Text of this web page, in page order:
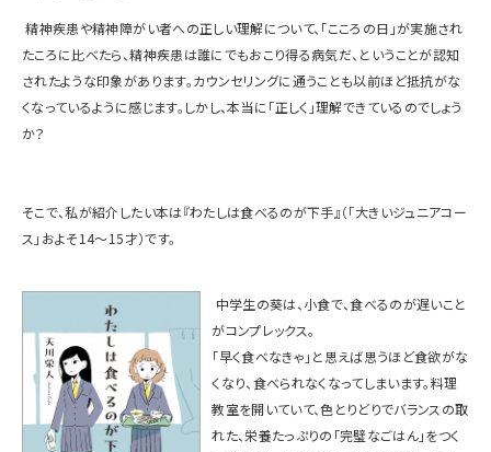
精神疾患や精神障がい者への正しい理解について、「こころの日」が実施され
たころに比べたら、精神疾患は誰にでもおこり得る病気だ、ということが認知
されたような印象があります。カウンセリングに通うことも以前ほど抵抗がな
くなっているように感じます。しかし、本当に「正しく」理解できているのでしょう
か？
そこで、私が紹介したい本は『わたしは食べるのが下手』（「大きいジュニアコー
ス」およそ14～15才）です。
中学生の葵は、小食で、食べるのが遅いこと
がコンプレックス。
「早く食べなきゃ」と思えば思うほど食欲がな
くなり、食べられなくなってしまいます。料理
教室を開いていて、色とりどりでバランスの取
れた、栄養たっぷりの「完璧なごはん」をつく